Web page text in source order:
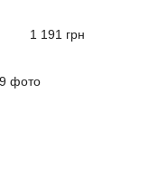
1 191 грн